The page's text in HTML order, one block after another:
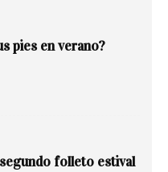
pies en verano?
folleto estival